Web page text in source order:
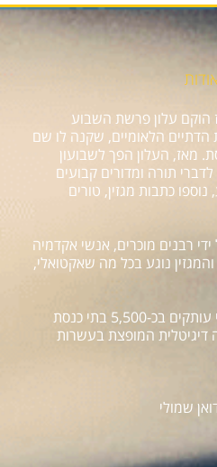
אודות
25 שנה, אז הוקם עלון פרשת השבוע
הלאומיים, שקנה לו שם
מאז, העלון הפך לשבועון
תורה ומדורים קבועים
כתבות מגזין, טורים
רבנים מוכרים, אנשי אקדמיה
נוגע בכל מה שאקטואלי,
השבועון מופץ בעשרות אלפי עותקים בכ-5,500 בתי כנסת
דיגיטלית המופצת בעשרות
שמולי